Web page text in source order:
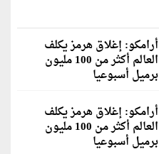
أرامكو: إغلاق هرمز يكلف
العالم أكثر من 100 مليون
برميل أسبوعيا
أرامكو: إغلاق هرمز يكلف
العالم أكثر من 100 مليون
برميل أسبوعيا